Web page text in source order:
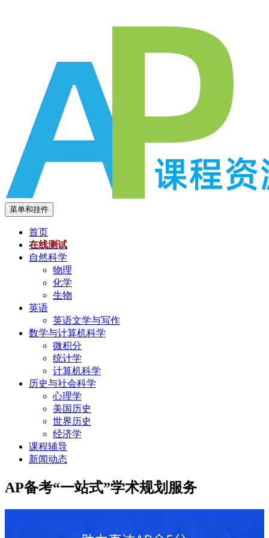
菜单和挂件
首页
在线测试
自然科学
物理
化学
生物
英语
英语文学与写作
数学与计算机科学
微积分
统计学
计算机科学
历史与社会科学
心理学
美国历史
世界历史
经济学
课程辅导
新闻动态
AP备考“一站式”学术规划服务